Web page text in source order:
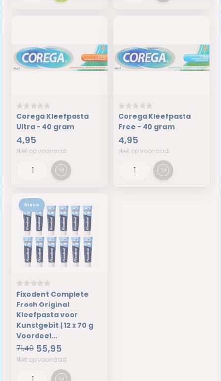
Corega Kleefpasta
Ultra - 40 gram
4,95
Niet op voorraad
Corega Kleefpasta
Free - 40 gram
4,95
Niet op voorraad
Nieuw
Fixodent Complete
Fresh Original
Kleefpasta voor
Kunstgebit | 12 x 70 g
Voordeel...
71,40 55,95
Niet op voorraad